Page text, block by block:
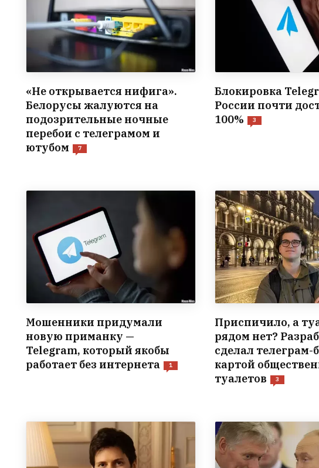
«Не открывается нифига».
Белорусы жалуются на
подозрительные ночные
перебои с телеграмом и
ютубом
7
Блокировка
России почти
100%
3
Мошенники придумали
новую приманку —
Telegram, который якобы
работает без интернета
1
Приспичило, а
рядом нет?
сделал телеграм-
картой
туалетов
3